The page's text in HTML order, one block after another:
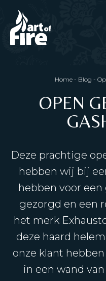
Home - Blog -
OPEN
Deze prachtige
hebben wij bij
hebben voor
gezorgd en een
het merk
deze haard
onze klant
in een wand